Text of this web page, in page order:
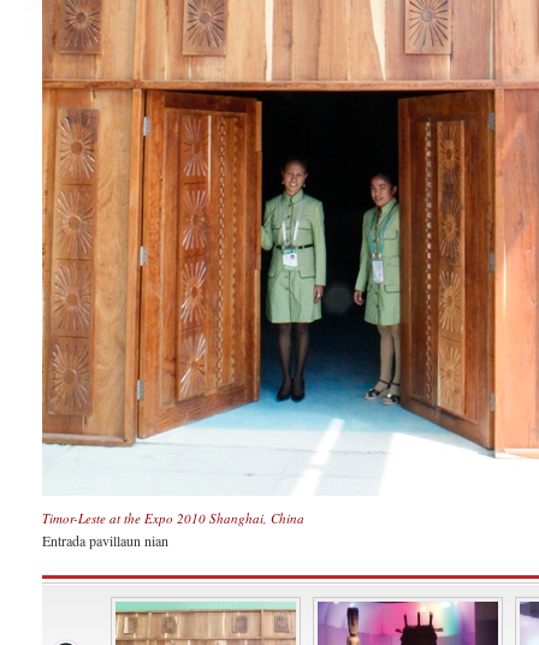
Timor-Leste at the Expo 2010 Shanghai, China
Entrada pavillaun nian